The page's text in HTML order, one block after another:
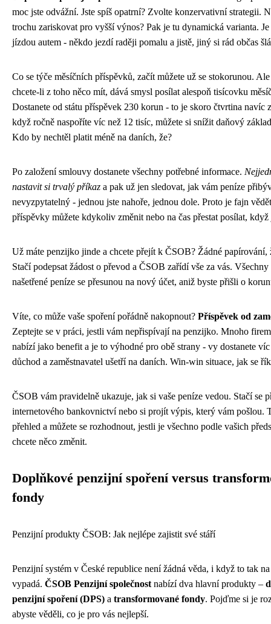
moc jste odvážní. Jste spíš opatrní? Zvolte konzervativní strategii.
trochu zariskovat pro vyšší výnos? Pak je tu dynamická varianta.
jízdou autem - někdo jezdí raději pomalu a jistě, jiný si rád občas
Co se týče měsíčních příspěvků, začít můžete už se stokorunou.
chcete-li z toho něco mít, dává smysl posílat alespoň tisícovku
Dostanete od státu příspěvek 230 korun - to je skoro čtvrtina navíc
když ročně naspoříte víc než 12 tisíc, můžete si snížit daňový
Kdo by nechtěl platit méně na daních, že?
Po založení smlouvy dostanete všechny potřebné informace.
nastavit si trvalý příkaz a pak už jen sledovat, jak vám peníze
nevyzpytatelný - jednou jste nahoře, jednou dole. Proto je fajn
příspěvky můžete kdykoliv změnit nebo na čas přestat posílat, když
Už máte penzijko jinde a chcete přejít k ČSOB? Žádné papírování,
Stačí podepsat žádost o převod a ČSOB zařídí vše za vás. Všechny
našetřené peníze se přesunou na nový účet, aniž byste přišli o
Víte, co může vaše spoření pořádně nakopnout? Příspěvek od
Zeptejte se v práci, jestli vám nepřispívají na penzijko. Mnoho
nabízí jako benefit a je to výhodné pro obě strany - vy dostanete víc
důchod a zaměstnavatel ušetří na daních. Win-win situace, jak se
ČSOB vám pravidelně ukazuje, jak si vaše peníze vedou. Stačí se
internetového bankovnictví nebo si projít výpis, který vám pošlou.
přehled a můžete se rozhodnout, jestli je všechno podle vašich
chcete něco změnit.
Doplňkové penzijní spoření versus
fondy
Penzijní produkty ČSOB: Jak nejlépe zajistit své stáří
Penzijní systém v České republice není žádná věda, i když to tak
vypadá. ČSOB Penzijní společnost nabízí dva hlavní produkty –
penzijní spoření (DPS) a transformované fondy. Pojďme si je
abyste věděli, co je pro vás nejlepší.